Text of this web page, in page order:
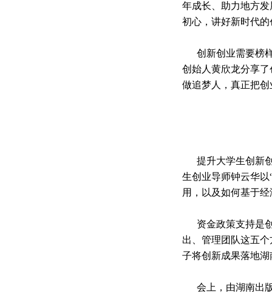
年成长
助力地方
初心，讲好新时代
创新创业需要榜
创始人黄欣龙分享了
做追梦人，真正把
提升大学生创新
生创业导师钟云华以
用，以及如何基于
资金政策支持是
出、管理团队这五个
子将创新成果落地
会上， 由湖南出